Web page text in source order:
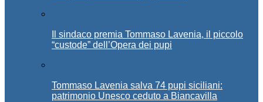
Il sindaco premia Tommaso Lavenia, il piccolo
“custode” dell’Opera dei pupi
Tommaso Lavenia salva 74 pupi siciliani:
patrimonio Unesco ceduto a Biancavilla